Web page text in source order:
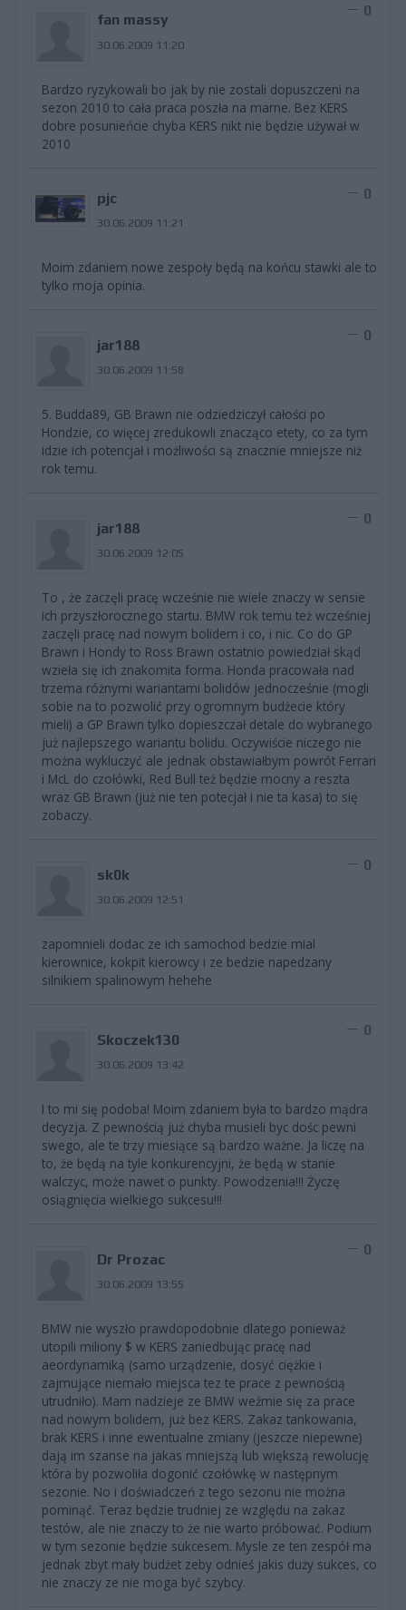
fan massy
30.06.2009 11:20
0
Bardzo ryzykowali bo jak by nie zostali dopuszczeni na
sezon 2010 to cała praca poszła na marne. Bez KERS
dobre posunieńcie chyba KERS nikt nie będzie używał w
2010
pjc
30.06.2009 11:21
0
Moim zdaniem nowe zespoły będą na końcu stawki ale to
tylko moja opinia.
jar188
30.06.2009 11:58
0
5. Budda89, GB Brawn nie odziedziczył całości po
Hondzie, co więcej zredukowli znacząco etety, co za tym
idzie ich potencjał i możliwości są znacznie mniejsze niż
rok temu.
jar188
30.06.2009 12:05
0
To , że zaczęli pracę wcześnie nie wiele znaczy w sensie
ich przyszłorocznego startu. BMW rok temu też wcześniej
zaczęli pracę nad nowym bolidem i co, i nic. Co do GP
Brawn i Hondy to Ross Brawn ostatnio powiedział skąd
wzieła się ich znakomita forma. Honda pracowała nad
trzema różnymi wariantami bolidów jednocześnie (mogli
sobie na to pozwolić przy ogromnym budżecie który
mieli) a GP Brawn tylko dopieszczał detale do wybranego
już najlepszego wariantu bolidu. Oczywiście niczego nie
można wykluczyć ale jednak obstawiałbym powrót Ferrari
i McL do czołówki, Red Bull też będzie mocny a reszta
wraz GB Brawn (już nie ten potecjał i nie ta kasa) to się
zobaczy.
sk0k
30.06.2009 12:51
0
zapomnieli dodac ze ich samochod bedzie mial
kierownice, kokpit kierowcy i ze bedzie napedzany
silnikiem spalinowym hehehe
Skoczek130
30.06.2009 13:42
0
I to mi się podoba! Moim zdaniem była to bardzo mądra
decyzja. Z pewnością już chyba musieli byc dośc pewni
swego, ale te trzy miesiące są bardzo ważne. Ja liczę na
to, że będą na tyle konkurencyjni, że będą w stanie
walczyc, może nawet o punkty. Powodzenia!!! Życzę
osiągnięcia wielkiego sukcesu!!!
Dr Prozac
30.06.2009 13:55
0
BMW nie wyszło prawdopodobnie dlatego ponieważ
utopili miliony $ w KERS zaniedbując pracę nad
aeordynamiką (samo urządzenie, dosyć ciężkie i
zajmujące niemało miejsca tez te prace z pewnością
utrudniło). Mam nadzieje ze BMW weźmie się za prace
nad nowym bolidem, już bez KERS. Zakaz tankowania,
brak KERS i inne ewentualne zmiany (jeszcze niepewne)
dają im szanse na jakas mniejszą lub większą rewolucję
która by pozwoliła dogonić czołówkę w następnym
sezonie. No i doświadczeń z tego sezonu nie można
pominąć. Teraz będzie trudniej ze względu na zakaz
testów, ale nie znaczy to że nie warto próbować. Podium
w tym sezonie będzie sukcesem. Mysle ze ten zespół ma
jednak zbyt mały budżet zeby odnieś jakis duży sukces, co
nie znaczy ze nie moga być szybcy.